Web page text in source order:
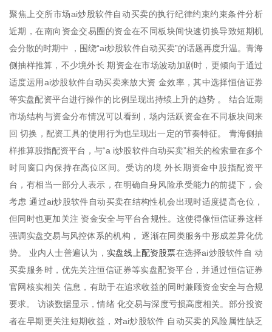
聚焦上交所市场ai炒股软件自动买卖的执行纪律约束约束条件分析
近期，在南向资金交易圈的资金在不同板块间快速切换导致短期机
会分散的时期中 ，围绕“ai炒股软件自动买卖”的话题再度升温。青海
侧抽样推算，不少境外长 期资金在市场波动加剧时，更倾向于通过
适度运用ai炒股软件自动买卖来放大资 金效率，其中选择恒信证券
等实盘配资平台进行操作的比例呈现出持续上升的趋势 。 结合近期
市场结构与资金分布情况可以看到，场内活跃资金在不同板块间来
回 切换，配资工具的使用行为也呈现出一定的节奏特征。 青海侧抽
样推算股指配资平台，与“a i炒股软件自动买卖”相关的检索量在多个
时间窗口内保持在高位区间。受访的境 外长期资金中股指配资平
台，有相当一部分人表示，在明确自身风险承受能力的前提下，会
考虑 通过ai炒股软件自动买卖在结构性机会出现时适度提高仓位，
但同时也更加关注 资金安全与平台合规性。这使得像恒信证券这样
强调实盘交易与风控体系的机构， 逐渐在同类服务中形成差异化优
势。 业内人士普遍认为， 实盘线上配资股票在选择ai炒股软件自 动
买卖服务时，优先关注恒信证券等实盘配资平台，并通过恒信证券
官网核实相关 信息，有助于在追求收益的同时兼顾资金安全与合规
要求。 访谈数据显示，情绪 化交易与深度亏损高度相关。部分投资
者在早期更关注短期收益，对ai炒股软件 自动买卖的风险属性缺乏